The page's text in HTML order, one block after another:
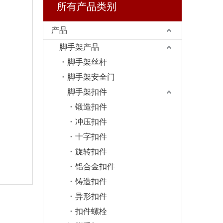
所有产品类别
产品
脚手架产品
脚手架丝杆
脚手架安全门
脚手架扣件
锻造扣件
冲压扣件
十字扣件
旋转扣件
铝合金扣件
铸造扣件
异形扣件
扣件螺栓